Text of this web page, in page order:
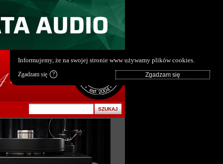
Informujemy, że na swojej stronie www używamy plików cookies.
Zgadzam się ?